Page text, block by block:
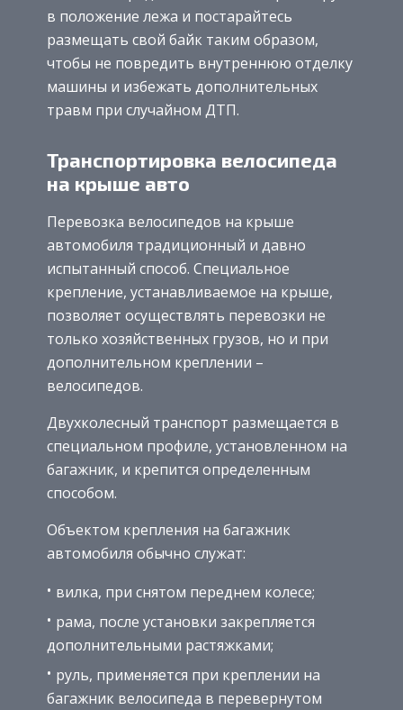
в положение лежа и постарайтесь
размещать свой байк таким образом,
чтобы не повредить внутреннюю отделку
машины и избежать дополнительных
травм при случайном ДТП.
Транспортировка велосипеда
на крыше авто
Перевозка велосипедов на крыше
автомобиля традиционный и давно
испытанный способ. Специальное
крепление, устанавливаемое на крыше,
позволяет осуществлять перевозки не
только хозяйственных грузов, но и при
дополнительном креплении –
велосипедов.
Двухколесный транспорт размещается в
специальном профиле, установленном на
багажник, и крепится определенным
способом.
Объектом крепления на багажник
автомобиля обычно служат:
вилка, при снятом переднем колесе;
рама, после установки закрепляется
дополнительными растяжками;
руль, применяется при креплении на
багажник велосипеда в перевернутом